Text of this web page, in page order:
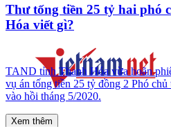
Thư tống tiền 25 tỷ hai phó
Hóa viết gì?
TAND tỉnh Thanh Hóa vừa hoãn
vụ án tống tiền 25 tỷ đồng 2 Phó
vào hồi tháng 5/2020.
Xem thêm